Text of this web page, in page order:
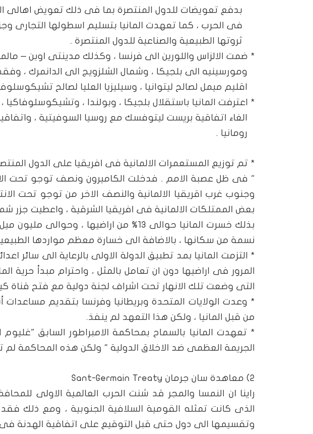
بدفع تعويضات للدول المنتصرة بما فى ذلك تعويض اهالى
فى الحرب ، كما تعهدت المانيا بتسليم اسطولها التجارى
ثروتها الطبيعية والصناعية للدول المنتصرة .
* ضمت الالزاس واللورين الى فرنسا ، وكذلك مدينتى اوبن –
ومورسينيه الى بلجيكا ، وشمال الشلزويج الى الدانمرك ،
اقليم ميمل لصالح ليتوانيا ، وسيليزيا العليا لصالح
* اعترفت المانيا باستقلال بلجيكا ، وبولندا ، وتشيكوسلوفاكيا
الغاء اتفاقية بريست ليتوفسك مع روسيا السوفيتية ،
رومانيا .
* تم توزيع المستعمرات الالمانية فى افريقيا على الدول
" فى ظل عصبة الامم . فدخلت الكاميرون ونصف توجو تحت
وجنوب غرب اقريقيا الالمانية والنصف الاخر من توجو تحت
بعض الممتلكات الالمانية فى افريقيا الشرقية ، واعطيت جزر
بذلك خسرت المانيا حوالى 13% من اراضيها ،
نسمة من سكانها ، بالاضافة الى خسارة معظم مواردها
* التزمت المانيا بمد تطبيق الدولة الاولى بالرعاية الى
المرور فى اراضيها دون ان تعامل بالمثل ، واحترام مبدأ حرية
التى وضعت تلك الانهار تحت اشراف لجنة دولية مع فتح قناة
* وعدت الولايات المتحدة وبريطانيا وفرنسا بتقديم
من قبل المانيا ، ولكن هذا التعهد لم ينفذ.
* تعهدت المانيا بالسماح بمحاكمة الامبراطور السابق
الجريمة العظمى ضد الاخلاق الدولية " ولكن هذه المحاكمة لم
2) معاهدة سان جرمان
Sant-Germain Treaty
راينا ان النمسا والمجر قد شنت الحرب العالمية الاولى
الذى كانت تمثله القومية السلافية الجنوبية ، ومع ذلك فقد
وتقسيمها الى دول حتى قبل التوقيع على اتفاقية الهدنة فى 3 نوفمبر عام